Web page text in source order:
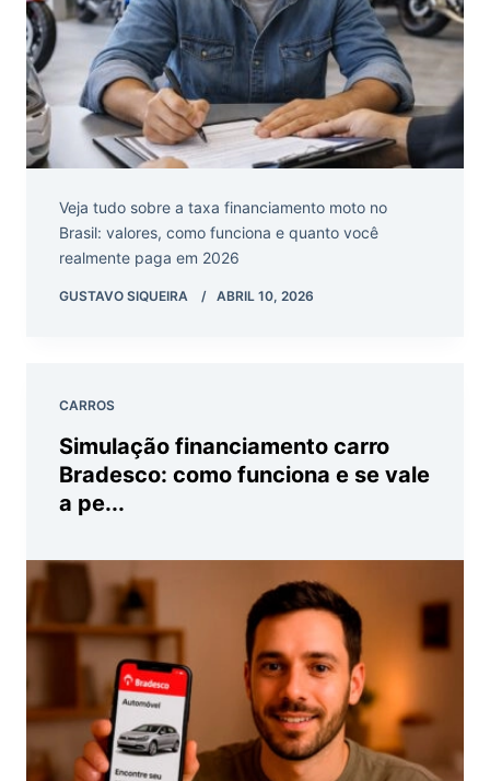
Veja tudo sobre a taxa financiamento moto no
Brasil: valores, como funciona e quanto você
realmente paga em 2026
GUSTAVO SIQUEIRA ABRIL 10, 2026
CARROS
Simulação financiamento carro
Bradesco: como funciona e se vale
a pe...